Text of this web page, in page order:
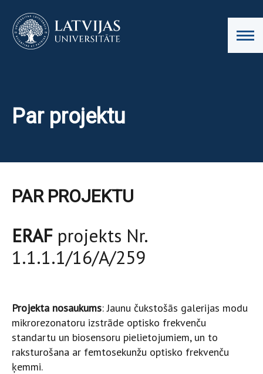
Par projektu
PAR PROJEKTU
ERAF projekts Nr.
1.1.1.1/16/A/259
Projekta nosaukums: Jaunu čukstošās galerijas modu
mikrorezonatoru izstrāde optisko frekvenču
standartu un biosensoru pielietojumiem, un to
raksturošana ar femtosekunžu optisko frekvenču
ķemmi.